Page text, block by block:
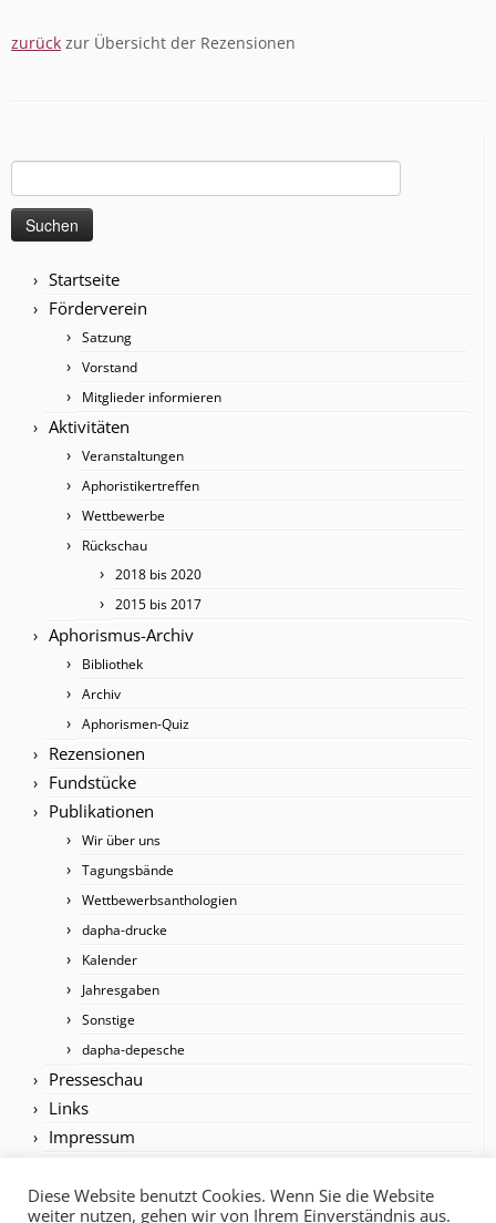
zurück zur Übersicht der Rezensionen
Suchen
nach:
Startseite
Förderverein
Satzung
Vorstand
Mitglieder informieren
Aktivitäten
Veranstaltungen
Aphoristikertreffen
Wettbewerbe
Rückschau
2018 bis 2020
2015 bis 2017
Aphorismus-Archiv
Bibliothek
Archiv
Aphorismen-Quiz
Rezensionen
Fundstücke
Publikationen
Wir über uns
Tagungsbände
Wettbewerbsanthologien
dapha-drucke
Kalender
Jahresgaben
Sonstige
dapha-depesche
Presseschau
Links
Impressum
Diese Website benutzt Cookies. Wenn Sie die Website
weiter nutzen, gehen wir von Ihrem Einverständnis aus.